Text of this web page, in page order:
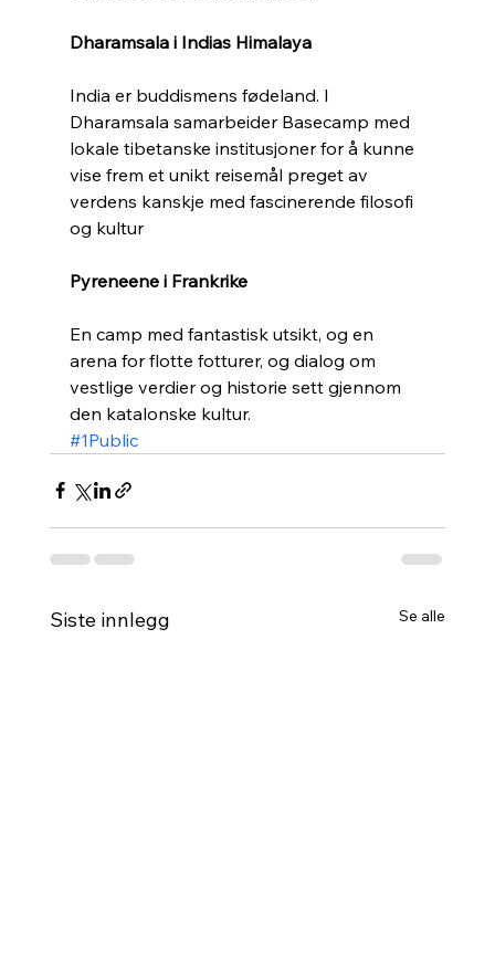
Dharamsala i Indias Himalaya
India er buddismens fødeland. I
Dharamsala samarbeider Basecamp med
lokale tibetanske institusjoner for å kunne
vise frem et unikt reisemål preget av
verdens kanskje med fascinerende filosofi
og kultur
Pyreneene i Frankrike
En camp med fantastisk utsikt, og en
arena for flotte fotturer, og dialog om
vestlige verdier og historie sett gjennom
den katalonske kultur.
#1Public
Siste innlegg Se alle